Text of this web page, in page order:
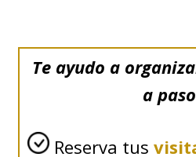
Te ayudo a
a
Reserva tus